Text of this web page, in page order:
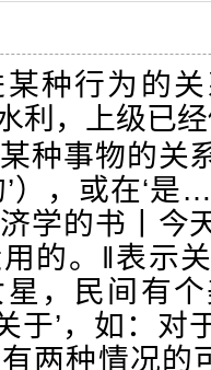
种行为的
利，上级已
种事物的关
’），或在‘
学的书丨今
的。‖表示关
，民间有
关于’，如：
两种情况的